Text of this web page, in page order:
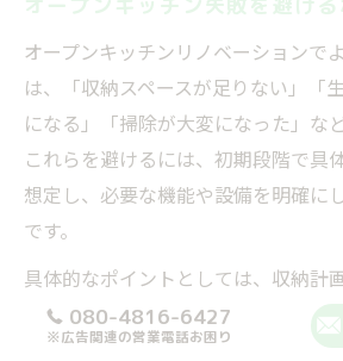
オープンキッチンリノベーションで
は、「収納スペースが足りない」「
になる」「掃除が大変になった」な
これらを避けるには、初期段階で具
想定し、必要な機能や設備を明確に
です。
具体的なポイントとしては、収納計
の強化、家事動線の最適化が挙げら
面収納を充実させたり、パントリー
080-4816-6427
※広告関連の営業電話お困り